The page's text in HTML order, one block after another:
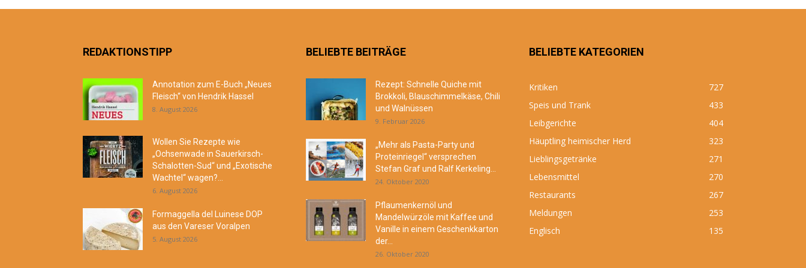
REDAKTIONSTIPP
Annotation zum E-Buch „Neues
Fleisch“ von Hendrik Hassel
8. August 2026
Wollen Sie Rezepte wie
„Ochsenwade in Sauerkirsch-
Schalotten-Sud“ und „Exotische
Wachtel“ wagen?...
6. August 2026
Formaggella del Luinese DOP
aus den Vareser Voralpen
5. August 2026
BELIEBTE BEITRÄGE
Rezept: Schnelle Quiche mit
Brokkoli, Blauschimmelkäse, Chili
und Walnüssen
9. Februar 2026
„Mehr als Pasta-Party und
Proteinriegel“ versprechen
Stefan Graf und Ralf Kerkeling...
24. Oktober 2020
Pflaumenkernöl und
Mandelwürzöle mit Kaffee und
Vanille in einem Geschenkkarton
der...
26. Oktober 2020
BELIEBTE KATEGORIEN
Kritiken
727
Speis und Trank
433
Leibgerichte
404
Häuptling heimischer Herd
323
Lieblingsgetränke
271
Lebensmittel
270
Restaurants
267
Meldungen
253
Englisch
135